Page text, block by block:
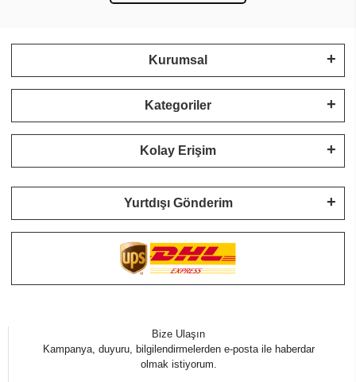
Kurumsal
Kategoriler
Kolay Erişim
Yurtdışı Gönderim
Bize Ulaşın
Kampanya, duyuru, bilgilendirmelerden e-posta ile haberdar
olmak istiyorum.